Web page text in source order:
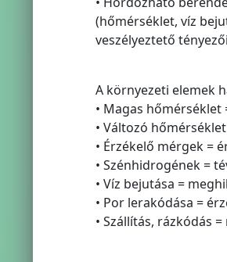
(hőmérséklet, víz
veszélyeztető
A környezeti elemek
• Magas
• Változó
• Érzékelő mérgek =
• Szénhidrogének =
• Víz bejutása =
• Por lerakódása =
• Szállítás, rázkódás